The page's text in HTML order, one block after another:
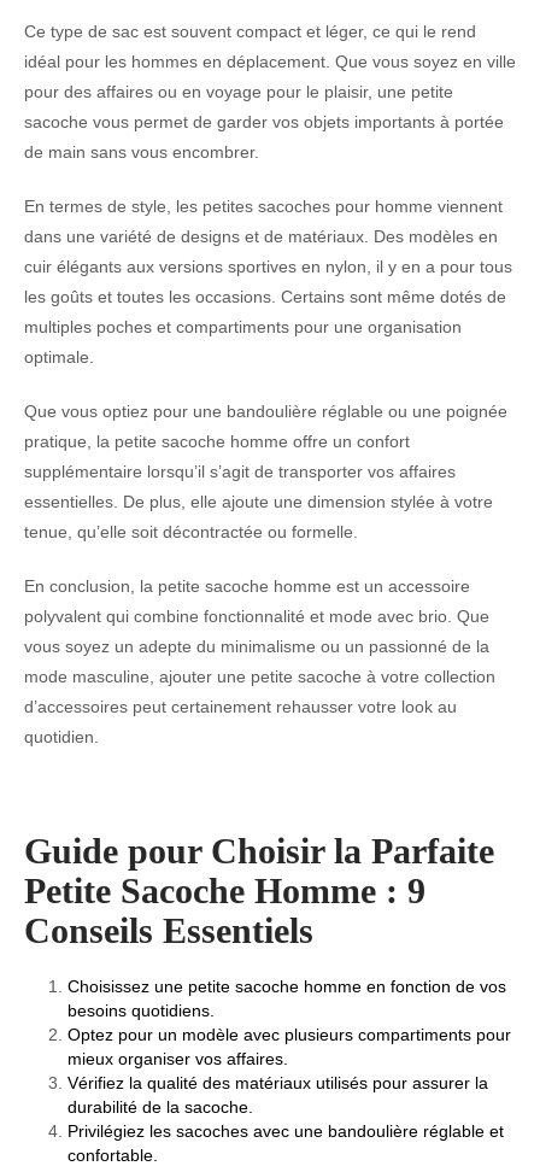
Ce type de sac est souvent compact et léger, ce qui le rend
idéal pour les hommes en déplacement. Que vous soyez en ville
pour des affaires ou en voyage pour le plaisir, une petite
sacoche vous permet de garder vos objets importants à portée
de main sans vous encombrer.
En termes de style, les petites sacoches pour homme viennent
dans une variété de designs et de matériaux. Des modèles en
cuir élégants aux versions sportives en nylon, il y en a pour tous
les goûts et toutes les occasions. Certains sont même dotés de
multiples poches et compartiments pour une organisation
optimale.
Que vous optiez pour une bandoulière réglable ou une poignée
pratique, la petite sacoche homme offre un confort
supplémentaire lorsqu’il s’agit de transporter vos affaires
essentielles. De plus, elle ajoute une dimension stylée à votre
tenue, qu’elle soit décontractée ou formelle.
En conclusion, la petite sacoche homme est un accessoire
polyvalent qui combine fonctionnalité et mode avec brio. Que
vous soyez un adepte du minimalisme ou un passionné de la
mode masculine, ajouter une petite sacoche à votre collection
d’accessoires peut certainement rehausser votre look au
quotidien.
Guide pour Choisir la Parfaite
Petite Sacoche Homme : 9
Conseils Essentiels
Choisissez une petite sacoche homme en fonction de vos
besoins quotidiens.
Optez pour un modèle avec plusieurs compartiments pour
mieux organiser vos affaires.
Vérifiez la qualité des matériaux utilisés pour assurer la
durabilité de la sacoche.
Privilégiez les sacoches avec une bandoulière réglable et
confortable.